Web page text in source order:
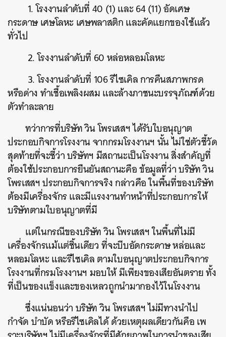
1. โรงงานลำดับที่ 40 (1) และ 64 (11) อัดเศษ
กระดาษ เศษโลหะ เศษพลาสติก และคัดแยกของใช้แล้ว
ทั่วไป
2. โรงงานลำดับที่ 60 หล่อหลอมโลหะ
3. โรงงานลำดับที่ 106 รีไซเคิล การคืนสภาพกรด
หรือด่าง ทำเชื้อเพลิงผสม และล้างภาชนะบรรจุภัณฑ์ด้วย
ตัวทำละลาย
ทว่าการที่บริษัท วิน โพรเสสฯ ได้รับใบอนุญาต
ประกอบกิจการโรงงาน จากกรมโรงงานฯ นั้น ไม่ใช่ตัวชี้วัด
สุดท้ายที่จะชี้ว่า บริษัทฯ มีสถานะเป็นโรงงาน สิ่งสำคัญที่
ต้องใช้ประกอบการยืนยันสถานะคือ ข้อมูลที่ว่า บริษัท วิน
โพรเสสฯ ประกอบกิจการจริง กล่าวคือ ในพื้นที่ของบริษัท
ต้องมีเครื่องจักร และมีแรงงานทำหน้าที่ประกอบการให้
บริษัทตามใบอนุญาตที่มี
แต่ในกรณีของบริษัท วิน โพรเสสฯ ในพื้นที่ไม่มี
เครื่องจักรแม้แต่ชิ้นเดียว ที่จะบีบอัดกระดาษ หล่อและ
หลอมโลหะ และรีไซเคิล ตามใบอนุญาตประกอบกิจการ
โรงงานที่กรมโรงงานฯ มอบให้ มีเพียงของเสียอันตราย ทั้ง
ที่เป็นของแข็งและของเหลวถูกนำมากองไว้ในโรงงาน
ซึ่งแน่นอนว่า บริษัท วิน โพรเสสฯ ไม่มีทางนำไป
กำจัด บำบัด หรือรีไซเคิลได้ ด้วยเหตุผลเดียวกันคือ เพ